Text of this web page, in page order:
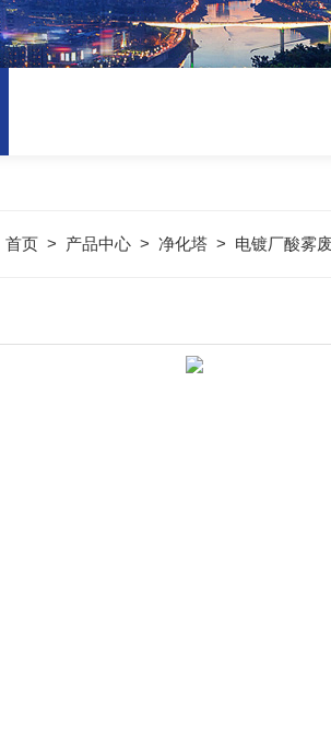
首页> 产品中心> 净化塔> 电镀厂酸雾